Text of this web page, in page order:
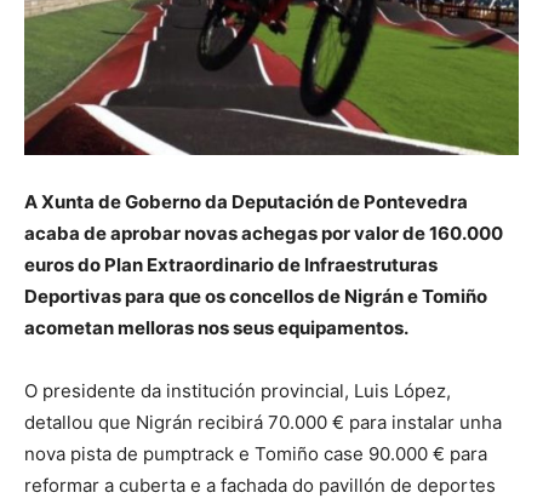
A Xunta de Goberno da Deputación de Pontevedra
acaba de aprobar novas achegas por valor de 160.000
euros do Plan Extraordinario de Infraestruturas
Deportivas para que os concellos de Nigrán e Tomiño
acometan melloras nos seus equipamentos.
O presidente da institución provincial, Luis López,
detallou que Nigrán recibirá 70.000 € para instalar unha
nova pista de pumptrack e Tomiño case 90.000 € para
reformar a cuberta e a fachada do pavillón de deportes